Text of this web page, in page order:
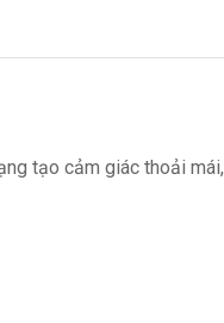
tạo cảm giác thoải mái,